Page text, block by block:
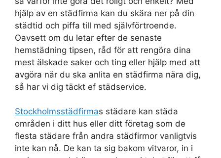
hjälp av en städfirma kan du skära ner på din
städtid och piffa till med självförtroende.
Oavsett om du letar efter de senaste
hemstädning tipsen, råd för att rengöra dina
mest älskade saker och ting eller hjälp med att
avgöra när du ska anlita en städfirma nära dig,
så har vi dig täckt ef städservice.
Stockholmsstädfirmas städare kan städa
områden i ditt hus eller ditt företag som de
flesta städare från andra städfirmor vanligtvis
inte kan nå. De kan ta sig bakom vitvaror, in i